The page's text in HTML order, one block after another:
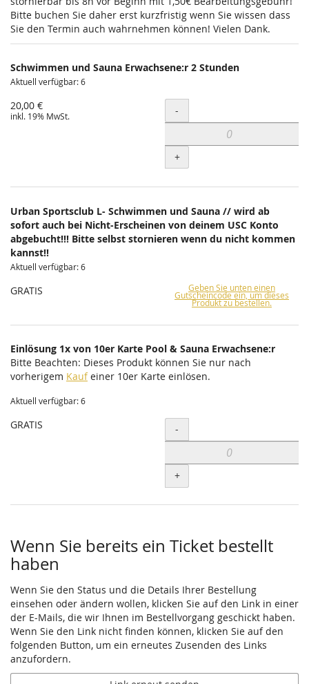
Bitte buchen Sie daher erst kurzfristig wenn Sie wissen dass
Sie den Termin auch wahrnehmen können! Vielen Dank.
Schwimmen und Sauna Erwachsene:r 2 Stunden
Aktuell verfügbar: 6
20,00 €
inkl. 19% MwSt. Menge
-
+
Urban Sportsclub L- Schwimmen und Sauna // wird ab
sofort auch bei Nicht-Erscheinen von deinem USC Konto
abgebucht!!! Bitte selbst stornieren wenn du nicht kommen
kannst!!
Aktuell verfügbar: 6
GRATIS Geben Sie unten einen
Gutscheincode ein, um dieses
Produkt zu bestellen.
Einlösung 1x von 10er Karte Pool & Sauna Erwachsene:r
Bitte Beachten: Dieses Produkt können Sie nur nach
vorherigem Kaufeiner 10er Karte einlösen.
Aktuell verfügbar: 6
GRATIS Menge
-
+
Wenn Sie bereits ein Ticket bestellt
haben
Wenn Sie den Status und die Details Ihrer Bestellung
einsehen oder ändern wollen, klicken Sie auf den Link in einer
der E-Mails, die wir Ihnen im Bestellvorgang geschickt haben.
Wenn Sie den Link nicht finden können, klicken Sie auf den
folgenden Button, um ein erneutes Zusenden des Links
anzufordern.